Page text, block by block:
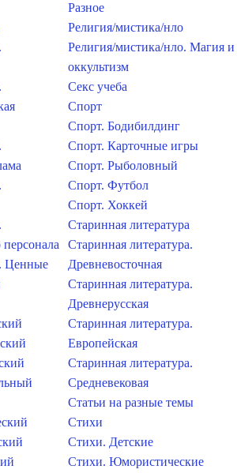
Ценные
Разное
Религия/мистика/нло
Религия/мистика/нло. Магия и
оккультизм
Секс учеба
Спорт
Спорт. Бодибилдинг
Спорт. Карточные игры
Спорт. Рыболовный
Спорт. Футбол
Спорт. Хоккей
Старинная литература
Старинная литература.
Древневосточная
Старинная литература.
Древнерусская
Старинная литература.
Европейская
Старинная литература.
Средневековая
Статьи на разные темы
Стихи
Стихи. Детские
Стихи. Юмористические